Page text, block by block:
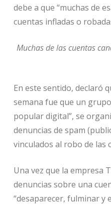
debe a que “muchas de
cuentas infladas o
Muchas de las cuentas
En este sentido, declaró
semana fue que un
popular digital”, se
denuncias de spam
vinculados al robo de las
Una vez que la empresa
denuncias sobre una
“desaparecer, fulminar y